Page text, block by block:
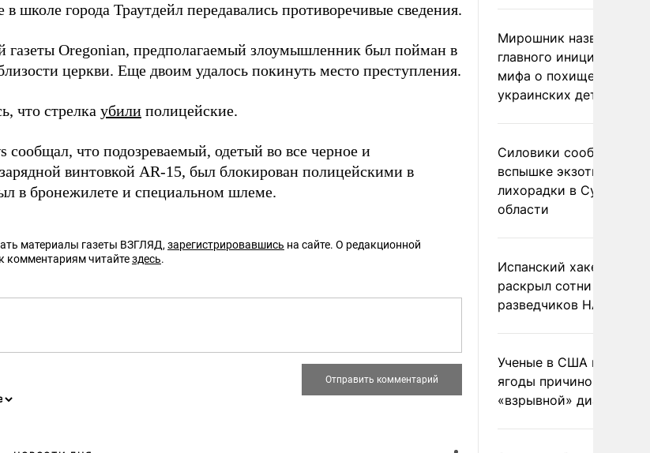
школе города Траутдейл передавались противоречивые сведения.
Oregonian, предполагаемый злоумышленник был пойман в
церкви. Еще двоим удалось покинуть место преступления.
что стрелка убили полицейские.
сообщал, что подозреваемый, одетый во все черное и
винтовкой AR-15, был блокирован полицейскими в
в бронежилете и специальном шлеме.
материалы газеты ВЗГЛЯД, зарегистрировавшись на сайте. О редакционной
комментариям читайтездесь.
Мирошник назвал
главного инициатора
мифа о похищении
украинских детей
Силовики сообщили о
вспышке экзотической
лихорадки в Сумской
области
Испанский хакер Хиль
раскрыл сотни
разведчиков НАТО и
Ученые в США назвали
ягоды причиной
«взрывной» диареи